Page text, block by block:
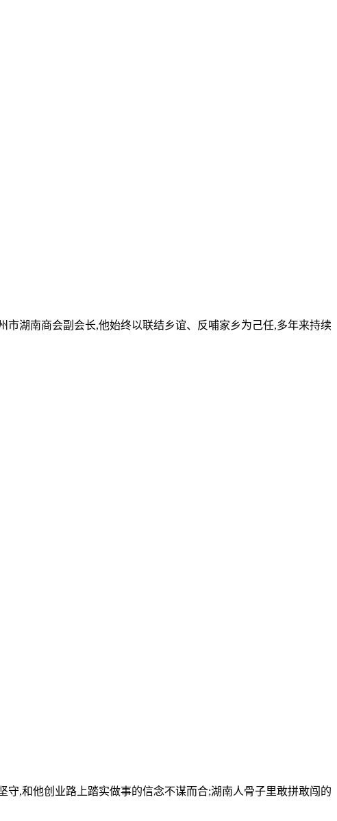
湖南商会副会长,他始终以联结乡谊、反哺家乡为己任,多年来持续
,和他创业路上踏实做事的信念不谋而合;湖南人骨子里敢拼敢闯的